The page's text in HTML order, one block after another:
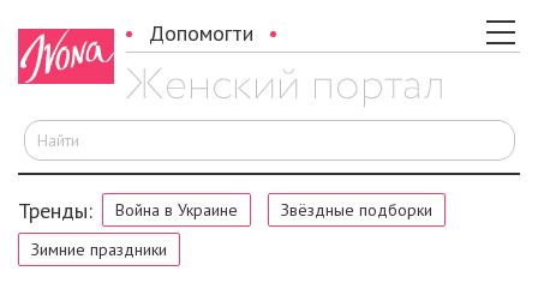
Допомогти
Тренды: Война в Украине
Звёздные подборки
Зимние праздники